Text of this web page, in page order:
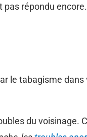
pas répondu encore.
le tabagisme
du voisinage.